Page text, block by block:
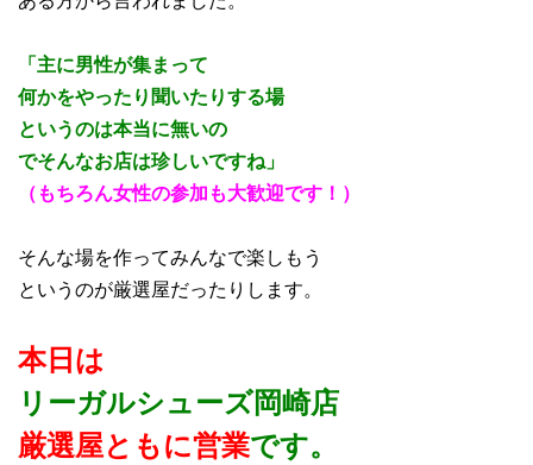
「主に男性が集まって
何かをやったり聞いたりする場
というのは本当に無いの
でそんなお店は珍しいですね」
（もちろん女性の参加も大歓迎です！）
そんな場を作ってみんなで楽しもう
というのが厳選屋だったりします。
本日は
リーガルシューズ岡崎店
厳選屋ともに営業です。